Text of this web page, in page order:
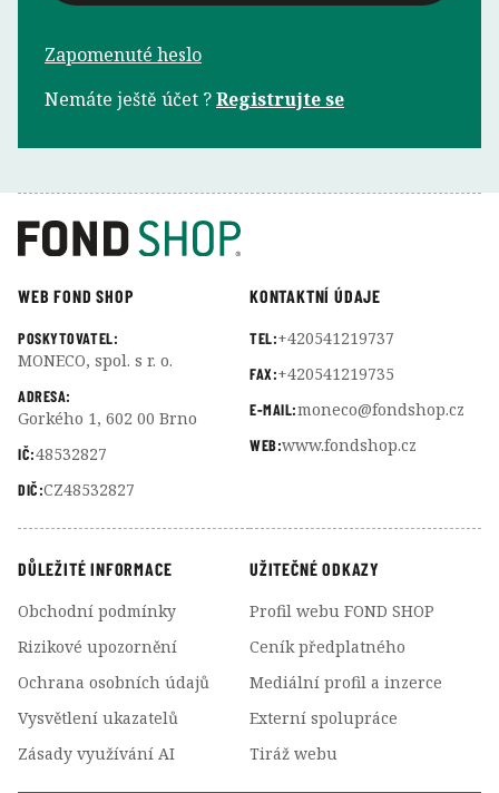
Zapomenuté heslo
Nemáte ještě účet ?Registrujte se
WEB FOND SHOP
POSKYTOVATEL:
MONECO, spol. s r. o.
ADRESA:
Gorkého 1, 602 00 Brno
IČ:48532827
DIČ:CZ48532827
KONTAKTNÍ ÚDAJE
TEL:+420541219737
FAX:+420541219735
E-MAIL:moneco@fondshop.cz
WEB:www.fondshop.cz
DŮLEŽITÉ INFORMACE
Obchodní podmínky
Rizikové upozornění
Ochrana osobních údajů
Vysvětlení ukazatelů
Zásady využívání AI
UŽITEČNÉ ODKAZY
Profil webu FOND SHOP
Ceník předplatného
Mediální profil a inzerce
Externí spolupráce
Tiráž webu